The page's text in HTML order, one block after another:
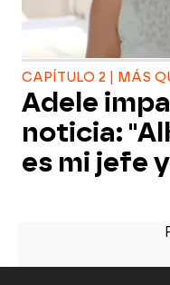
CAPÍTULO 2 | MÁS
Adele
noticia:
es mi jefe